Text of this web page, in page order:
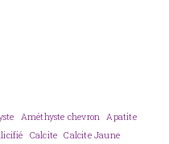
Améthyste chevron
Apatite
Calcite
Calcite Jaune